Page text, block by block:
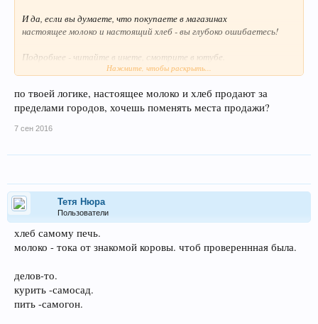
И да, если вы думаете, что покупаете в магазинах
настоящее молоко и настоящий хлеб - вы глубоко ошибаетесь!
Подробнее - читайте в инете, смотрите в ютубе.
Ну, о вреде алкоголя и курева писать-излишне.
Нажмите, чтобы раскрыть...
по твоей логике, настоящее молоко и хлеб продают за
пределами городов, хочешь поменять места продажи?
7 сен 2016
Тетя Нюра
Пользователи
хлеб самому печь.
молоко - тока от знакомой коровы. чтоб провереннная была.
делов-то.
курить -самосад.
пить -самогон.